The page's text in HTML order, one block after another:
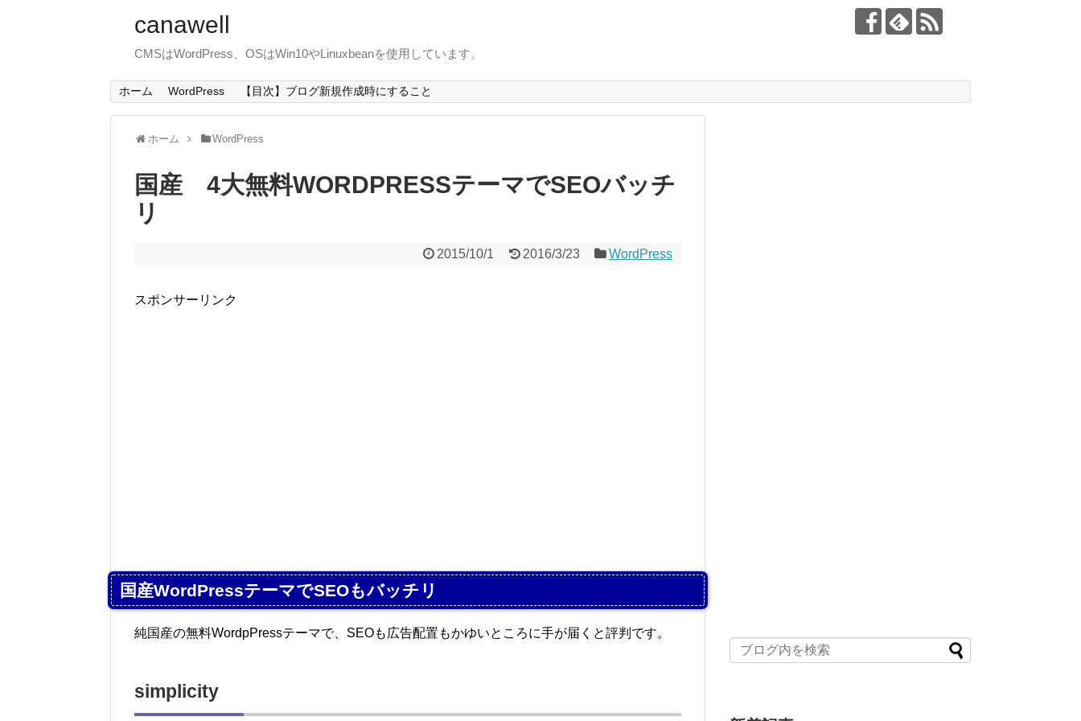
canawell
CMSはWordPress、OSはWin10やLinuxbeanを使用しています。
ホーム WordPress 【目次】ブログ新規作成時にすること
ホーム WordPress
国産 4大無料WORDPRESSテーマでSEOバッチ
リ
2015/10/1 2016/3/23 WordPress
スポンサーリンク
国産WordPressテーマでSEOもバッチリ
純国産の無料WordpPressテーマで、SEOも広告配置もかゆいところに手が届くと評判です。
simplicity